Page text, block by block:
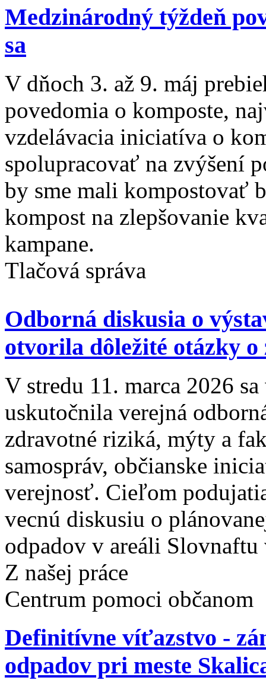
Medzinárodný týždeň
sa
V dňoch 3. až 9. máj
povedomia o komposte,
vzdelávacia iniciatíva o
spolupracovať na zvýšení
by sme mali kompostovať
kompost na zlepšovanie
kampane.
Tlačová správa
Odborná diskusia o
otvorila dôležité otázky
V stredu 11. marca 2026
uskutočnila verejná
zdravotné riziká, mýty a
samospráv, občianske
verejnosť. Cieľom
vecnú diskusiu o
odpadov v areáli Slovnaftu
Z našej práce
Centrum pomoci občanom
Definitívne víťazstvo -
odpadov pri meste